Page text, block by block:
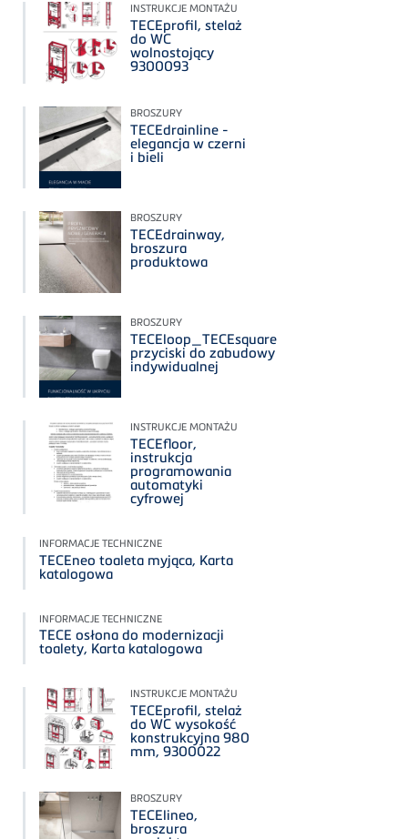
INSTRUKCJE MONTAŻU
TECEprofil, stelaż
do WC
wolnostojący
9300093
BROSZURY
TECEdrainline -
elegancja w czerni
i bieli
BROSZURY
TECEdrainway,
broszura
produktowa
BROSZURY
TECEloop_TECEsquare
przyciski do zabudowy
indywidualnej
INSTRUKCJE MONTAŻU
TECEfloor,
instrukcja
programowania
automatyki
cyfrowej
INFORMACJE TECHNICZNE
TECEneo toaleta myjąca, Karta
katalogowa
INFORMACJE TECHNICZNE
TECE osłona do modernizacji
toalety, Karta katalogowa
INSTRUKCJE MONTAŻU
TECEprofil, stelaż
do WC wysokość
konstrukcyjna 980
mm, 9300022
BROSZURY
TECElineo,
broszura